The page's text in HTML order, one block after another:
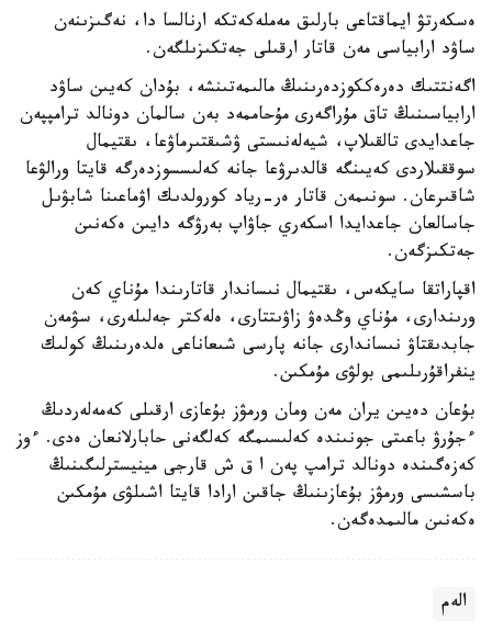
ەسكەرتۋ ايماقتاعى بارلىق مەملەكەتكە ارنالسا دا، نەگىزىنەن
ساۋد ارابياسى مەن قاتار ارقىلى جەتكىزىلگەن.
اگەنتتىك دەرەككوزدەرىنىڭ مالىمەتىنشە، بۇدان كەيىن ساۋد
ارابياسىنىڭ تاق مۇراگەرى مۇحاممەد بەن سالمان دونالد ترامپپەن
جاعدايدى تالقىلاپ، شيەلەنىستى ۋشىقتىرماۋعا، ىقتيمال
سوققىلاردى كەيىنگە قالدىرۋعا جانە كەلىسسوزدەرگە قايتا ورالۋعا
شاقىرعان. سونىمەن قاتار ەر-رياد كورولدىك اۋماعىنا شابۋىل
جاسالعان جاعدايدا اسكەري جاۋاپ بەرۋگە دايىن ەكەنىن
جەتكىزگەن.
اقپاراتقا سايكەس، ىقتيمال نىساندار قاتارىندا مۇناي كەن
ورىندارى، مۇناي وڭدەۋ زاۋىتتارى، ەلەكتر جەلىلەرى، سۋمەن
جابدىقتاۋ نىساندارى جانە پارسى شىعاناعى ەلدەرىنىڭ كولىك
ينفراقۇرىلىمى بولۋى مۇمكىن.
بۇعان دەيىن يران مەن ومان ورمۋز بۇعازى ارقىلى كەمەلەردىڭ
ءجۇرۋ باعىتى جونىندە كەلىسىمگە كەلگەنى حابارلانعان ەدى. ءوز
كەزەگىندە دونالد ترامپ پەن ا ق ش قارجى مينيسترلىگىنىڭ
باسشىسى ورمۋز بۇعازىنىڭ جاقىن ارادا قايتا اشىلۋى مۇمكىن
ەكەنىن مالىمدەگەن.
الەم